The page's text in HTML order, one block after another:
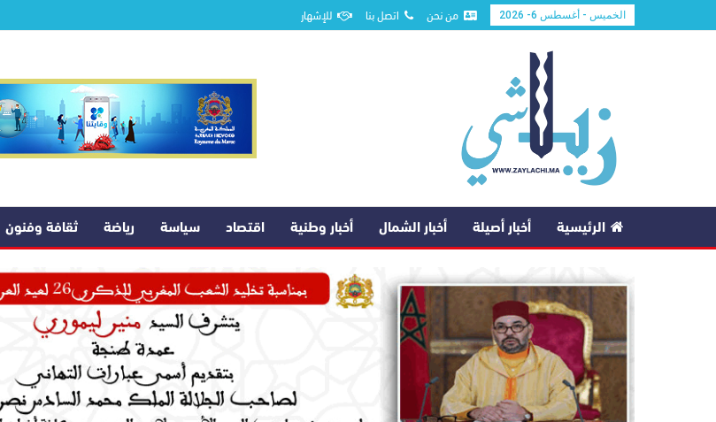
الخميس - أغسطس 6- 2026 من نحن اتصل بنا للإشهار
الرئيسية أخبار أصيلة أخبار الشمال أخبار وطنية اقتصاد سياسة رياضة ثقافة وفنون